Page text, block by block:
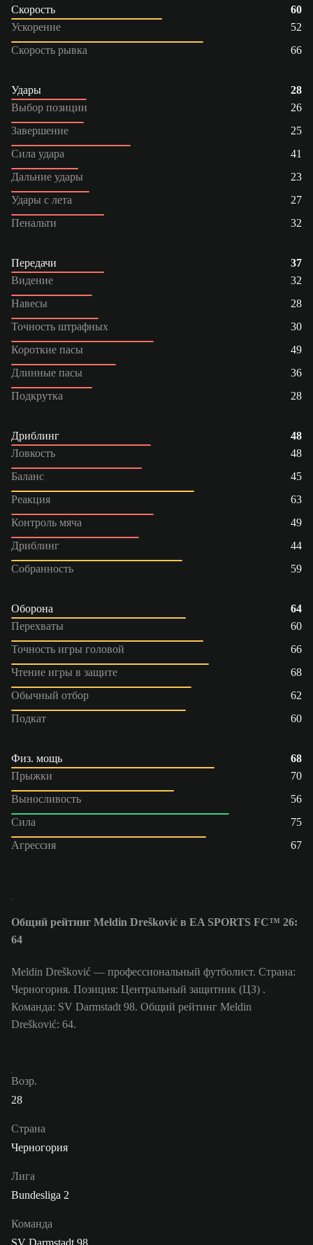
Скорость
60
Ускорение
52
Скорость рывка
66
Удары
28
Выбор позиции
26
Завершение
25
Сила удара
41
Дальние удары
23
Удары с лета
27
Пенальти
32
Передачи
37
Видение
32
Навесы
28
Точность штрафных
30
Короткие пасы
49
Длинные пасы
36
Подкрутка
28
Дриблинг
48
Ловкость
48
Баланс
45
Реакция
63
Контроль мяча
49
Дриблинг
44
Собранность
59
Оборона
64
Перехваты
60
Точность игры головой
66
Чтение игры в защите
68
Обычный отбор
62
Подкат
60
Физ. мощь
68
Прыжки
70
Выносливость
56
Сила
75
Агрессия
67
Общий рейтинг Meldin Drešković в EA SPORTS FC™ 26:
64
Meldin Drešković — профессиональный футболист. Страна:
Черногория. Позиция: Центральный защитник (ЦЗ) .
Команда: SV Darmstadt 98. Общий рейтинг Meldin
Drešković: 64.
Возр.
28
Страна
Черногория
Лига
Bundesliga 2
Команда